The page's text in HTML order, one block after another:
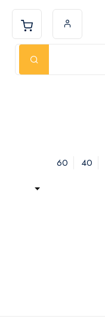
40
60